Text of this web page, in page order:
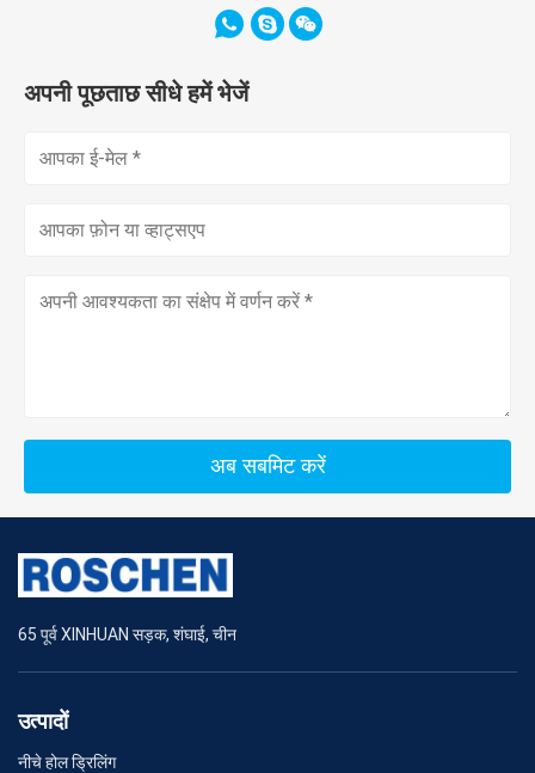
अपनी पूछताछ सीधे हमें भेजें
अब सबमिट करें
65 पूर्व XINHUAN सड़क, शंघाई, चीन
उत्पादों
नीचे होल ड्रिलिंग